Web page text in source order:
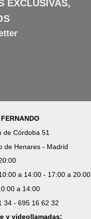
EXCLUSIVAS,
de Córdoba 51
de Henares - Madrid
a 14:00 - 17:00 a 20:00
a 14:00
34 - 695 16 62 32
y videollamadas: